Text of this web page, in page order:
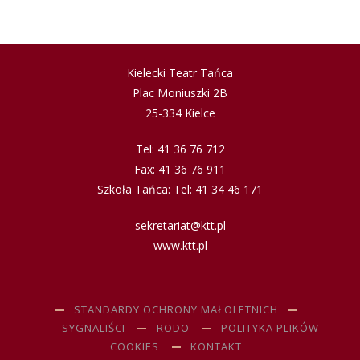
Kielecki Teatr Tańca
Plac Moniuszki 2B
25-334 Kielce
Tel: 41 36 76 712
Fax: 41 36 76 911
Szkoła Tańca: Tel: 41 34 46 171
sekretariat@ktt.pl
www.ktt.pl
STANDARDY OCHRONY MAŁOLETNICH
SYGNALIŚCI
RODO
POLITYKA PLIKÓW
COOKIES
KONTAKT